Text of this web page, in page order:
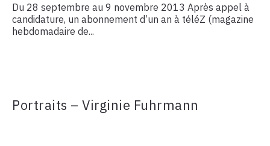
Du 28 septembre au 9 novembre 2013 Après appel à
candidature, un abonnement d’un an à téléZ (magazine
hebdomadaire de...
Portraits – Virginie Fuhrmann